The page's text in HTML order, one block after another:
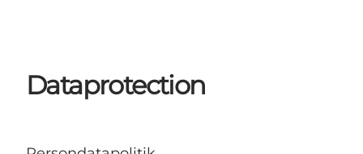
Eat & drink
Events
Dataprotection